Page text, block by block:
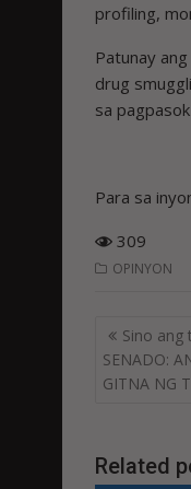
profiling,
Patunay
drug
sa
Para sa
309
OPINYON
Post
Sino ang
SENADO:
GITNA NG
Related